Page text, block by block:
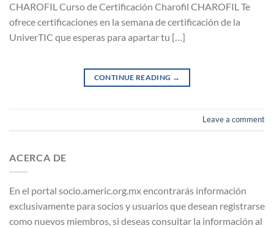
CHAROFIL Curso de Certificación Charofil CHAROFIL Te
ofrece certificaciones en la semana de certificación de la
UniverTIC que esperas para apartar tu […]
CONTINUE READING →
Leave a comment
ACERCA DE
En el portal socio.americ.org.mx encontrarás información
exclusivamente para socios y usuarios que desean registrarse
como nuevos miembros, si deseas consultar la información al